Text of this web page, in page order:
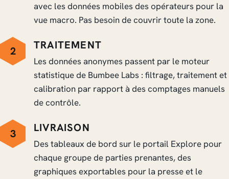
avec les données mobiles des opérateurs pour la
vue macro. Pas besoin de couvrir toute la zone.
2 TRAITEMENT
Les données anonymes passent par le moteur
statistique de Bumbee Labs : filtrage, traitement et
calibration par rapport à des comptages manuels
de contrôle.
3 LIVRAISON
Des tableaux de bord sur le portail Explore pour
chaque groupe de parties prenantes, des
graphiques exportables pour la presse et le